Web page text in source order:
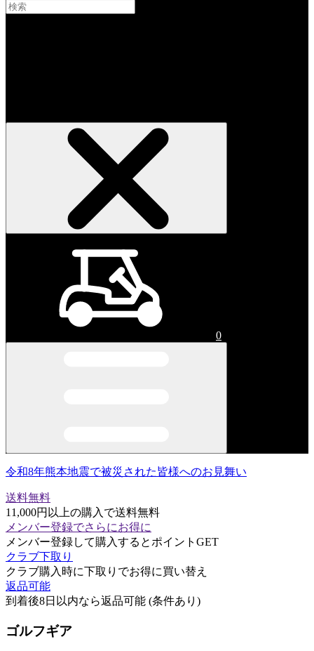
0
令和8年熊本地震で被災された皆様へのお見舞い
送料無料
11,000円以上の購入で送料無料
メンバー登録でさらにお得に
メンバー登録して購入するとポイントGET
クラブ下取り
クラブ購入時に下取りでお得に買い替え
返品可能
到着後8日以内なら返品可能 (条件あり)
ゴルフギア